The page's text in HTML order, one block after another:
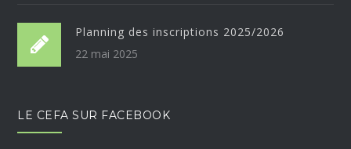
Planning des inscriptions 2025/2026
22 mai 2025
LE CEFA SUR FACEBOOK